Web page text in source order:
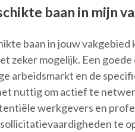
baan in mijn
baan in jouw
zeker mogelijk. Een
arbeidsmarkt en de
nuttig om actief te
werkgevers en
sollicitatievaardigheden te